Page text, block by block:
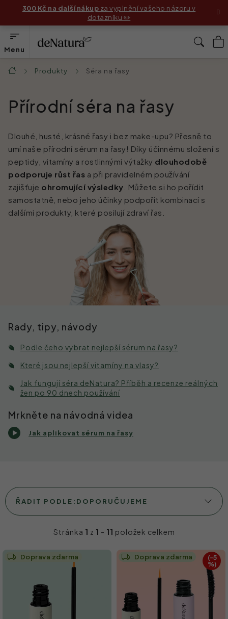
obsah
300 Kč na další nákup za vyplnění vašeho názoru v
dotazníku ✏️
Produkty
Příběhy zákaznic
Před & Po
Produkty Séra na řasy
Přírodní séra na řasy
Dlouhé, husté, krásné řasy i bez make-upu? Přesně to
umí naše přírodní sérum na řasy! Díky účinnému složení s
peptidy, vitamíny a rostlinnými výtažky dlouhodobě
podporuje růst řas a při pravidelném používání
zajišťuje ohromující výsledky . Můžete si ho pořídit
samostatně, nebo jeho účinky podpořit kombinací s
dalšími produkty, které posilují zdraví řas.
Rady, tipy, návody
Podle čeho vybrat nejlepší sérum na řasy?
Které jsou nejlepší vitamíny na vlasy?
Jak fungují séra deNatura? Příběh a recenze reálných
žen po 90 dnech používání
Mrkněte na návodná videa
Jak aplikovat sérum na řasy
Stránka 1 z 1 - 11 položek celkem
Ř
a
n
ŘADIT PODLE: DOPORUČUJEME
V
Doprava zdarma Doprava zdarma
(–5
%)